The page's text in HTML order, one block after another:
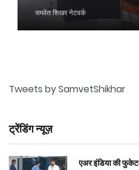
समवेत शिखर नेटवर्क
Tweets by SamvetShikhar
ट्रेंडिंग न्यूज़
एअर इंडिया की